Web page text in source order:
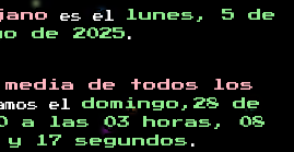
es el
lunes, 5 de
de 2025 .
de todos los
el domingo,28 de
a las 03 horas, 08
y 17 segundos .